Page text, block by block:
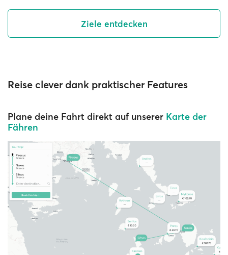
Ziele entdecken
Reise clever dank praktischer Features
Plane deine Fahrt direkt auf unserer Karte der
Fähren